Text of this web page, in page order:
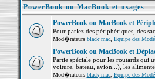
PowerBook ou MacBook et usages
PowerBook ou MacBook et
Pour parlez des périphériques, des
Mod�rateurs blackjmac, Equipe des
PowerBook ou MacBook et
Partie spéciale pour les routards qui
voiture, bateau, avion...), les alimenter
Mod�rateurs blackjmac, Equipe des